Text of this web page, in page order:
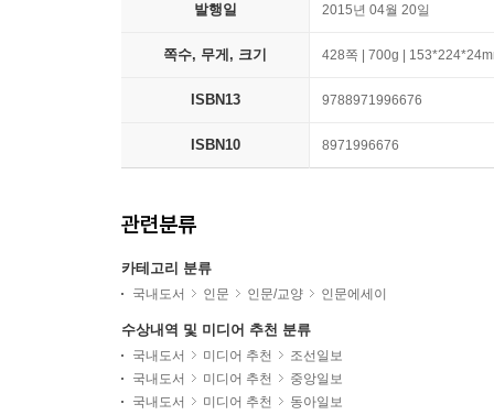
발행일 2015년 04월 20일
쪽수, 무게, 크기 428쪽 | 700g |
ISBN13 9788971996676
ISBN10 8971996676
관련분류
카테고리 분류
국내도서 인문 인문/교양 인문에세이
수상내역 및 미디어 추천 분류
국내도서 미디어 추천
조선일보
국내도서
미디어 추천
중앙일보
국내도서
미디어 추천 동아일보